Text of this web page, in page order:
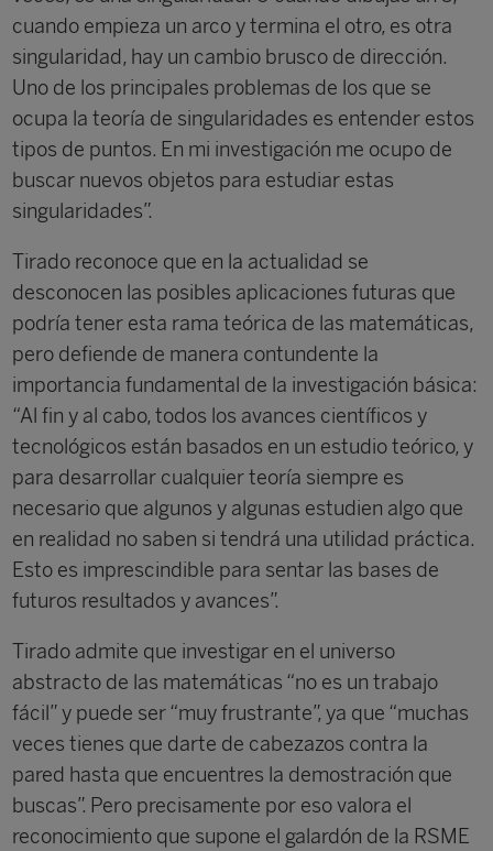
cuando empieza un arco y termina el otro, es otra
singularidad, hay un cambio brusco de dirección.
Uno de los principales problemas de los que se
ocupa la teoría de singularidades es entender estos
tipos de puntos. En mi investigación me ocupo de
buscar nuevos objetos para estudiar estas
singularidades”.
Tirado reconoce que en la actualidad se
desconocen las posibles aplicaciones futuras que
podría tener esta rama teórica de las matemáticas,
pero defiende de manera contundente la
importancia fundamental de la investigación básica:
“Al fin y al cabo, todos los avances científicos y
tecnológicos están basados en un estudio teórico, y
para desarrollar cualquier teoría siempre es
necesario que algunos y algunas estudien algo que
en realidad no saben si tendrá una utilidad práctica.
Esto es imprescindible para sentar las bases de
futuros resultados y avances”.
Tirado admite que investigar en el universo
abstracto de las matemáticas “no es un trabajo
fácil” y puede ser “muy frustrante”, ya que “muchas
veces tienes que darte de cabezazos contra la
pared hasta que encuentres la demostración que
buscas”. Pero precisamente por eso valora el
reconocimiento que supone el galardón de la RSME